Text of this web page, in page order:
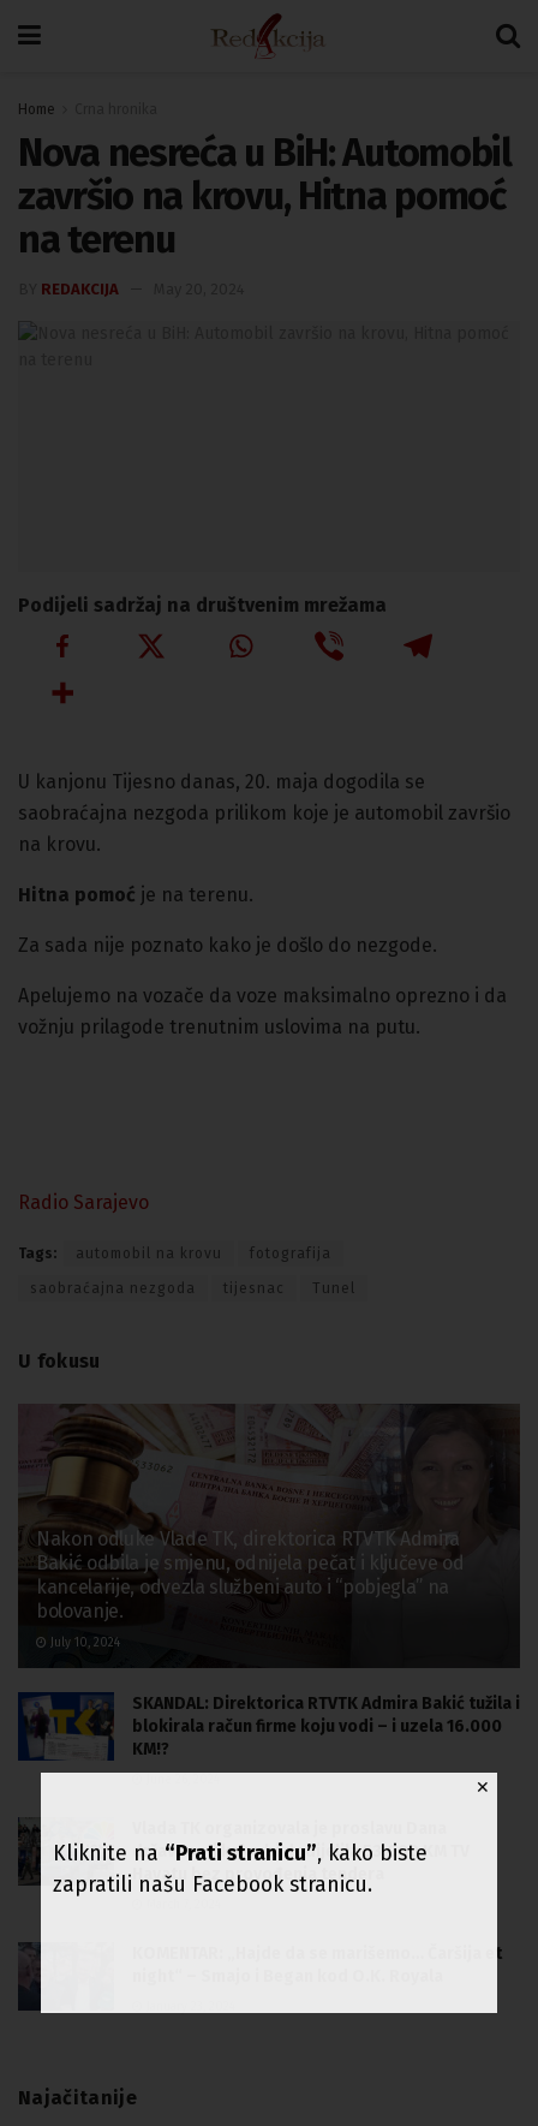
Home
Nova nesreća u BiH: Automobil
završio na krovu, Hitna pomoć
na terenu
REDAKCIJA
Podijeli sadržaj na društvenim mrežama
U kanjonu Tijesno danas, 20. maja dogodila se
saobraćajna nezgoda prilikom koje je automobil završio
na krovu.
Hitna pomoć je na terenu.
Za sada nije poznato kako je došlo do nezgode.
Apelujemo na vozače da voze maksimalno oprezno i da
vožnju prilagode trenutnim uslovima na putu.
Radio Sarajevo
Tags: automobil na krovu fotografija
saobraćajna nezgoda tijesnac Tunel
U fokusu
Nakon odluke Vlade TK, direktorica RTVTK Admira
Bakić odbila je smjenu, odnijela pečat i ključeve od
kancelarije, odvezla službeni auto i “pobjegla” na
bolovanje.
July 10, 2024
SKANDAL: Direktorica RTVTK Admira Bakić tužila i
blokirala račun firme koju vodi – i uzela 16.000
KM!?
državnosti kako bi dodijelila 53.000 KM TV
Hayatu bez provođenja tendera
KOMENTAR: „Hajde da se marišemo… Čaršija et
Najačitanije
✕
Kliknite na “Prati stranicu”, kako biste
zapratili našu Facebook stranicu.